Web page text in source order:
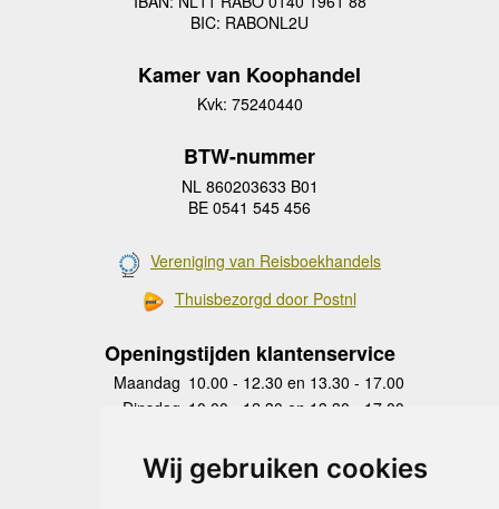
Wij gebruiken cookies
BIC: RABONL2U
Kamer van Koophandel
Kvk: 75240440
BTW-nummer
NL 860203633 B01
BE 0541 545 456
Vereniging van Reisboekhandels
Thuisbezorgd door Postnl
Openingstijden klantenservice
Maandag 10.00 - 12.30 en 13.30 - 17.00
Dinsdag 10.00 - 12.30 en 13.30 - 17.00
Donderdag
10.00 - 12.30 en 13.30 - 17.00
Vrijdag 10.00 - 12.30 en 13.30 - 17.00